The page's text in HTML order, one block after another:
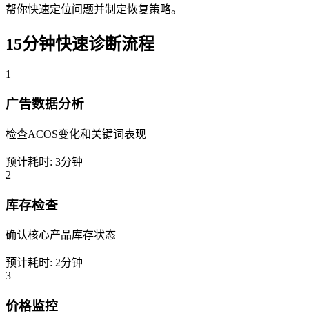
帮你快速定位问题并制定恢复策略。
15分钟快速诊断流程
1
广告数据分析
检查ACOS变化和关键词表现
预计耗时: 3分钟
2
库存检查
确认核心产品库存状态
预计耗时: 2分钟
3
价格监控